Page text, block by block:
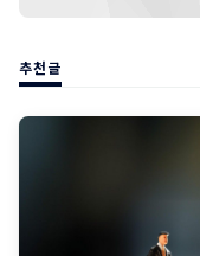
추천글